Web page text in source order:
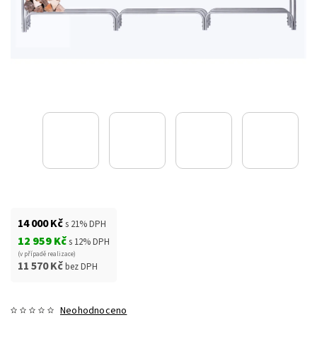
14 000 Kčs 21% DPH
12 959 Kčs 12% DPH
(v případě realizace)
11 570 Kčbez DPH
Neohodnoceno